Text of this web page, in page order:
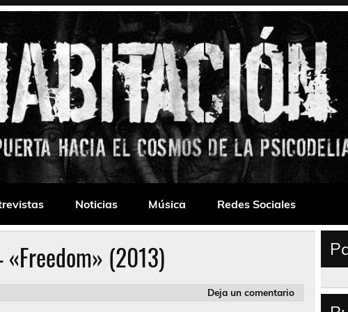
Noticias Música Redes Sociales
(2013)
Deja un comentario